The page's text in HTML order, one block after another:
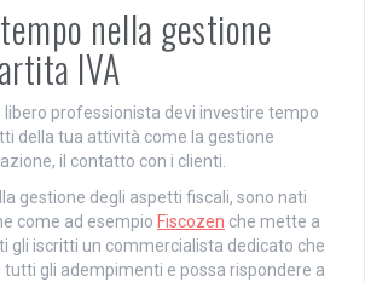
nella gestione
IVA
libero professionista devi investire tempo
della tua attività come la gestione
il contatto con i clienti.
gestione degli aspetti fiscali, sono nati
come ad esempio Fiscozen che mette a
gli iscritti un commercialista dedicato che
tutti gli adempimenti e possa rispondere a